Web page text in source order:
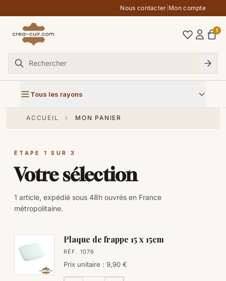
Nous contacter Mon compte
1
Tous les rayons
ACCUEIL › MON PANIER
ÉTAPE 1 SUR 3
Votre sélection
1 article, expédié sous 48h ouvrés en France
métropolitaine.
Plaque de frappe 15 x 15cm
RÉF. 1076
Prix unitaire : 9,90 €